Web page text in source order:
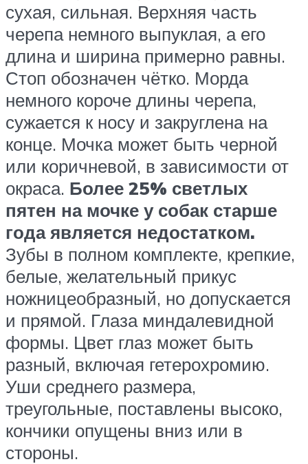
сухая, сильная. Верхняя часть
черепа немного выпуклая, а его
длина и ширина примерно равны.
Стоп обозначен чётко. Морда
немного короче длины черепа,
сужается к носу и закруглена на
конце. Мочка может быть черной
или коричневой, в зависимости от
окраса. Более 25% светлых
пятен на мочке у собак старше
года является недостатком.
Зубы в полном комплекте, крепкие,
белые, желательный прикус
ножницеобразный, но допускается
и прямой. Глаза миндалевидной
формы. Цвет глаз может быть
разный, включая гетерохромию.
Уши среднего размера,
треугольные, поставлены высоко,
кончики опущены вниз или в
стороны.